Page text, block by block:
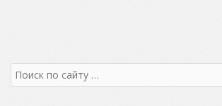
Search
for: